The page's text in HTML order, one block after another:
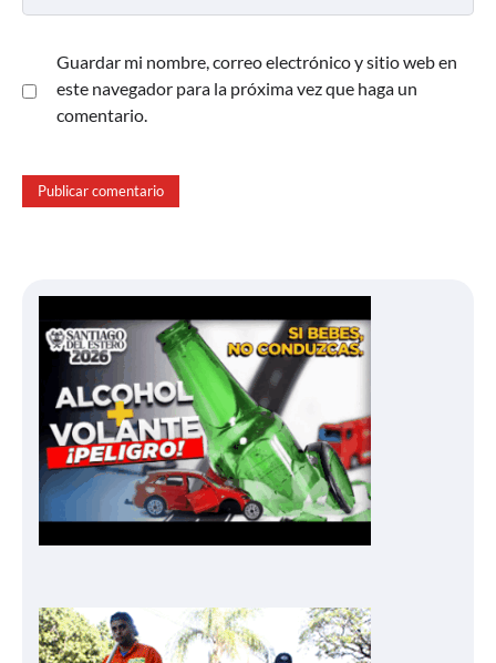
Guardar mi nombre, correo electrónico y sitio web en
este navegador para la próxima vez que haga un
comentario.